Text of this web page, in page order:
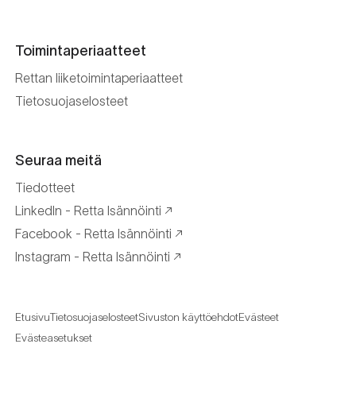
Toimintaperiaatteet
Rettan liiketoimintaperiaatteet
Tietosuojaselosteet
Seuraa meitä
Tiedotteet
LinkedIn - Retta Isännöinti
Facebook - Retta Isännöinti
Instagram - Retta Isännöinti
EtusivuTietosuojaselosteetSivuston käyttöehdotEvästeet
Evästeasetukset